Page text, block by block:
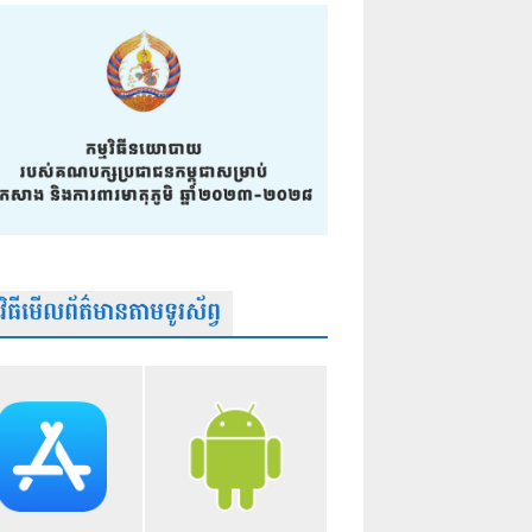
ធីមើលព័ត៌មានតាមទូរស័ព្វ